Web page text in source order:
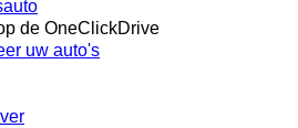
de OneClickDrive
uw auto's